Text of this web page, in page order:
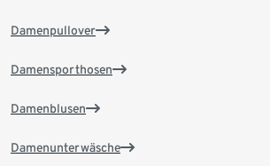
Damenpullover
Damensporthosen
Damenblusen
Damenunterwäsche